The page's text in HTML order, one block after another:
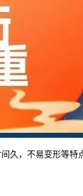
久，不易变形等特